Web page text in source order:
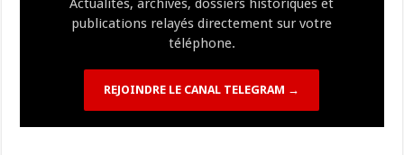
Actualités, archives, dossiers historiques et
publications relayés directement sur votre
téléphone.
REJOINDRE LE CANAL TELEGRAM →